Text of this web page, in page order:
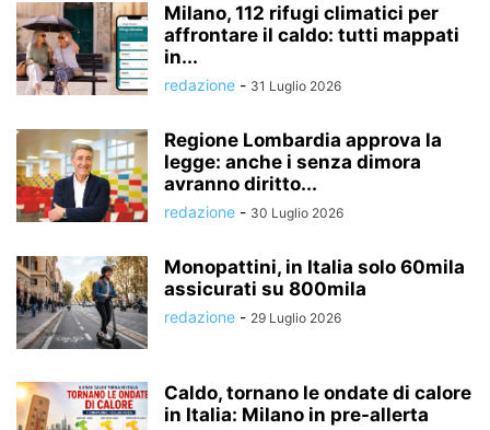
Milano, 112 rifugi climatici per
affrontare il caldo: tutti mappati
in...
redazione - 31 Luglio 2026
Regione Lombardia approva la
legge: anche i senza dimora
avranno diritto...
redazione - 30 Luglio 2026
Monopattini, in Italia solo 60mila
assicurati su 800mila
redazione - 29 Luglio 2026
Caldo, tornano le ondate di calore
in Italia: Milano in pre-allerta